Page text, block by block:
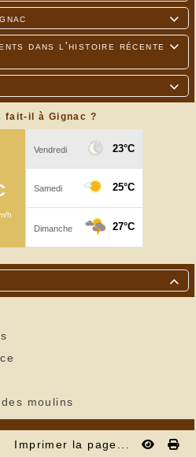


dans l'histoire récente

fait-il à Gignac ?

moulins
Imprimer la page...